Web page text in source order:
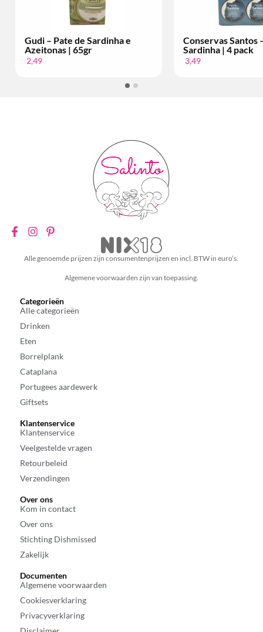
Gudi – Pate de Sardinha e
Azeitonas | 65gr
2,49
Conservas Santos
Sardinha | 4 pack
3,49
Alle genoemde prijzen zijn consumentenprijzen en incl. BTW in euro’s.
Algemene voorwaarden zijn van toepassing.
Categorieën
Alle categorieën
Drinken
Eten
Borrelplank
Cataplana
Portugees aardewerk
Giftsets
Klantenservice
Klantenservice
Veelgestelde vragen
Retourbeleid
Verzendingen
Over ons
Kom in contact
Over ons
Stichting Dishmissed
Zakelijk
Documenten
Algemene voorwaarden
Cookiesverklaring
Privacyverklaring